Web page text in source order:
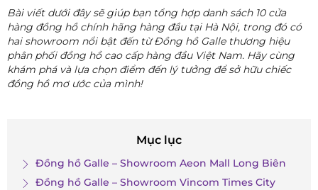
Bài viết dưới đây sẽ giúp bạn tổng hợp danh sách 10 cửa
hàng đồng hồ chính hãng hàng đầu tại Hà Nội, trong đó có
hai showroom nổi bật đến từ Đồng hồ Galle thương hiệu
phân phối đồng hồ cao cấp hàng đầu Việt Nam. Hãy cùng
khám phá và lựa chọn điểm đến lý tưởng để sở hữu chiếc
đồng hồ mơ ước của mình!
Mục lục
Đồng hồ Galle – Showroom Aeon Mall Long Biên
Đồng hồ Galle – Showroom Vincom Times City